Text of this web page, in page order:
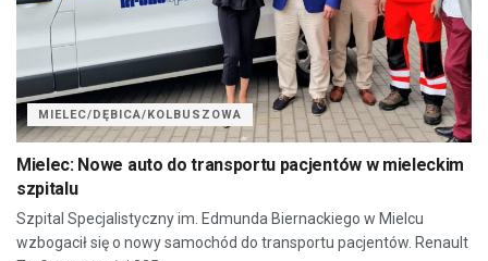
MIELEC/DĘBICA/KOLBUSZOWA
Mielec: Nowe auto do transportu pacjentów w mieleckim
szpitalu
Szpital Specjalistyczny im. Edmunda Biernackiego w Mielcu
wzbogacił się o nowy samochód do transportu pacjentów. Renault